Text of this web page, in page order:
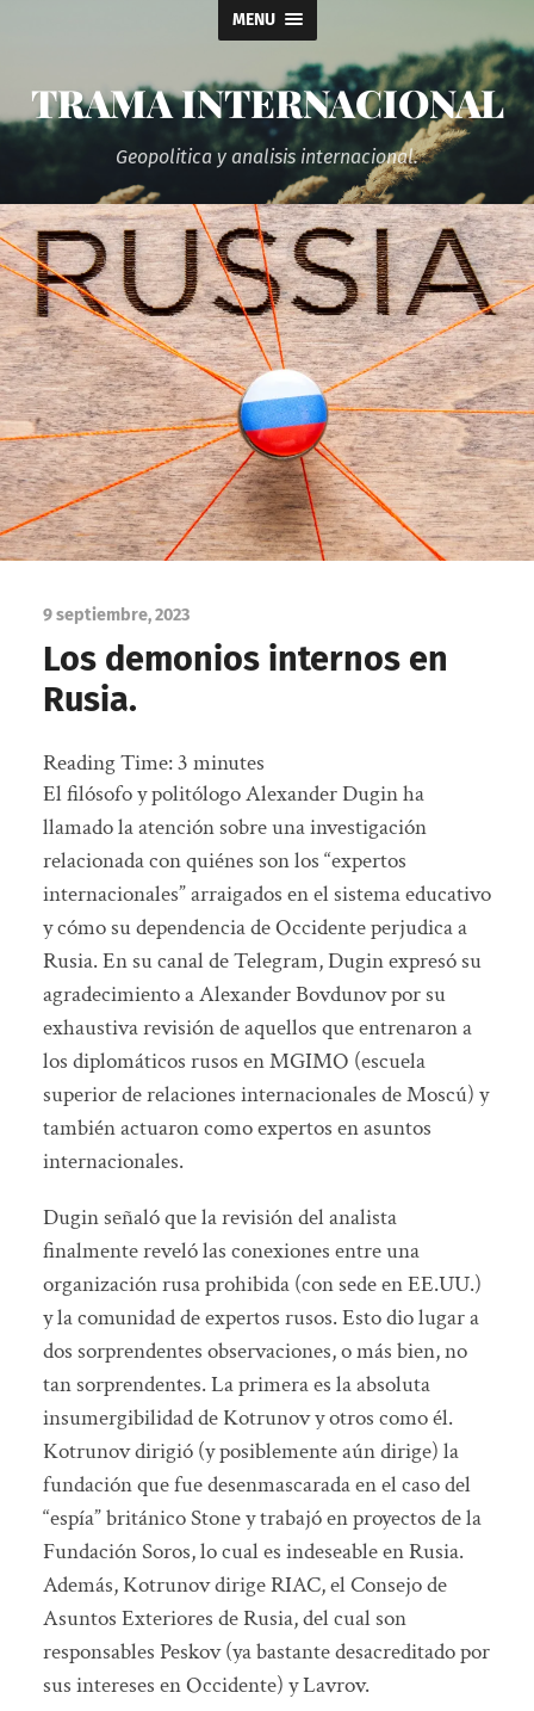
MENU
TRAMA INTERNACIONAL
Geopolitica y analisis internacional.
9 septiembre, 2023
Los demonios internos en
Rusia.
Reading Time:3 minutes
El filósofo y politólogo Alexander Dugin ha
llamado la atención sobre una investigación
relacionada con quiénes son los “expertos
internacionales” arraigados en el sistema educativo
y cómo su dependencia de Occidente perjudica a
Rusia. En su canal de Telegram, Dugin expresó su
agradecimiento a Alexander Bovdunov por su
exhaustiva revisión de aquellos que entrenaron a
los diplomáticos rusos en MGIMO (escuela
superior de relaciones internacionales de Moscú) y
también actuaron como expertos en asuntos
internacionales.
Dugin señaló que la revisión del analista
finalmente reveló las conexiones entre una
organización rusa prohibida (con sede en EE.UU.)
y la comunidad de expertos rusos. Esto dio lugar a
dos sorprendentes observaciones, o más bien, no
tan sorprendentes. La primera es la absoluta
insumergibilidad de Kotrunov y otros como él.
Kotrunov dirigió (y posiblemente aún dirige) la
fundación que fue desenmascarada en el caso del
“espía” británico Stone y trabajó en proyectos de la
Fundación Soros, lo cual es indeseable en Rusia.
Además, Kotrunov dirige RIAC, el Consejo de
Asuntos Exteriores de Rusia, del cual son
responsables Peskov (ya bastante desacreditado por
sus intereses en Occidente) y Lavrov.